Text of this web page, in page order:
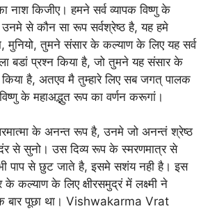
नाश किजीए। हमने सर्व व्यापक विष्णु के
से कौन सा रूप सर्वश्रेष्ठ है, यह हमे
मुनियो, तुमने संसार के कल्याण के लिए यह सर्व
बडां प्रश्न किया है, जो तुमने यह संसार के
है, अतएव मै तुम्हारे लिए सब जगत् पालक
के महाअद्भुत रूप का वर्णन करूगां।
के अनन्त रूप है, उनमे जो अनन्तं श्रेष्ठ
से सुनो। उस दिव्य रूप के स्मरणमात्र से
भी पाप से छुट जाते है, इसमे सशंय नही है। इस
के कल्याण के लिए क्षीरसमुद्रं में लक्ष्मी ने
बार पूछा था। Vishwakarma Vrat